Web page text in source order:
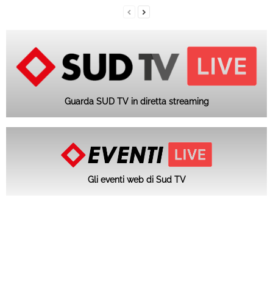
Guarda SUD TV in diretta streaming
Gli eventi web di Sud TV